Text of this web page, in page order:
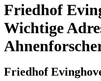
Friedhof
Wichtige
Friedhof